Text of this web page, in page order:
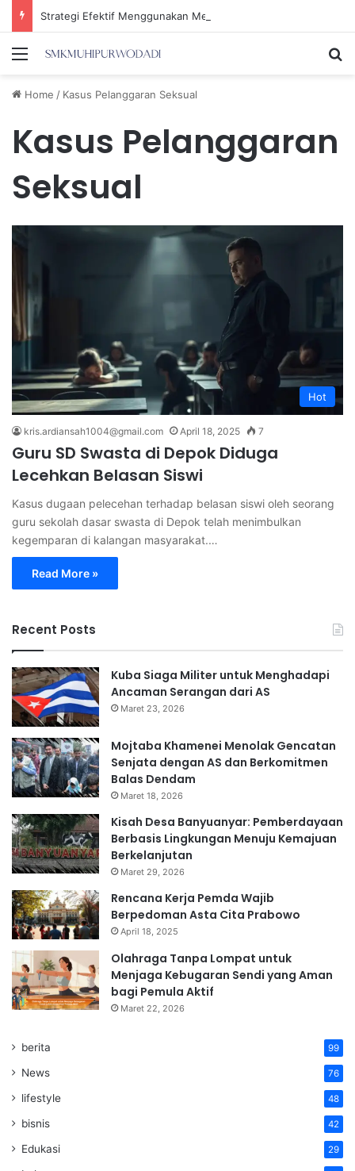
Menu
Home / Kasus Pelanggaran Seksual
Kasus Pelanggaran
Seksual
Hot
kris.ardiansah1004@gmail.com April 18, 2025 7
Guru SD Swasta di Depok Diduga
Lecehkan Belasan Siswi
Kasus dugaan pelecehan terhadap belasan siswi oleh seorang
guru sekolah dasar swasta di Depok telah menimbulkan
kegemparan di kalangan masyarakat.…
Read More »
Recent Posts
Kuba Siaga Militer untuk Menghadapi
Ancaman Serangan dari AS
Maret 23, 2026
Mojtaba Khamenei Menolak Gencatan
Senjata dengan AS dan Berkomitmen
Balas Dendam
Maret 18, 2026
Kisah Desa Banyuanyar: Pemberdayaan
Berbasis Lingkungan Menuju Kemajuan
Berkelanjutan
Maret 29, 2026
Rencana Kerja Pemda Wajib
Berpedoman Asta Cita Prabowo
April 18, 2025
Olahraga Tanpa Lompat untuk
Menjaga Kebugaran Sendi yang Aman
bagi Pemula Aktif
Maret 22, 2026
berita 99
News 76
lifestyle 48
bisnis 42
Edukasi 29